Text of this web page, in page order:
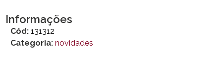
Informações
Cód: 131312
Categoria: novidades